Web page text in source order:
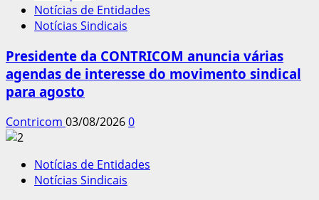
Notícias de Entidades
Notícias Sindicais
Presidente da CONTRICOM anuncia várias
agendas de interesse do movimento sindical
para agosto
Contricom 03/08/20260
Notícias de Entidades
Notícias Sindicais